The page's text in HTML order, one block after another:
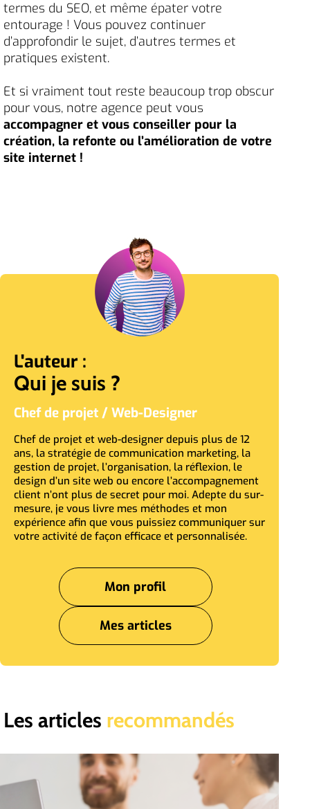
termes du SEO, et même épater votre
entourage ! Vous pouvez continuer
d’approfondir le sujet, d’autres termes et
pratiques existent.
Et si vraiment tout reste beaucoup trop obscur
pour vous, notre agence peut vous
accompagner et vous conseiller pour la
création, la refonte ou l’amélioration de votre
site internet !
L'auteur :
Qui je suis ?
Chef de projet / Web-Designer
Chef de projet et web-designer depuis plus de 12
ans, la stratégie de communication marketing, la
gestion de projet, l’organisation, la réflexion, le
design d’un site web ou encore l’accompagnement
client n’ont plus de secret pour moi. Adepte du sur-
mesure, je vous livre mes méthodes et mon
expérience afin que vous puissiez communiquer sur
votre activité de façon efficace et personnalisée.
Mon profil
Mes articles
Les articles recommandés